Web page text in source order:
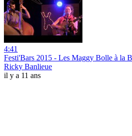
4:41
Festi'Bars 2015 - Les Maggy Bolle à la
Ricky Banlieue
il y a 11 ans